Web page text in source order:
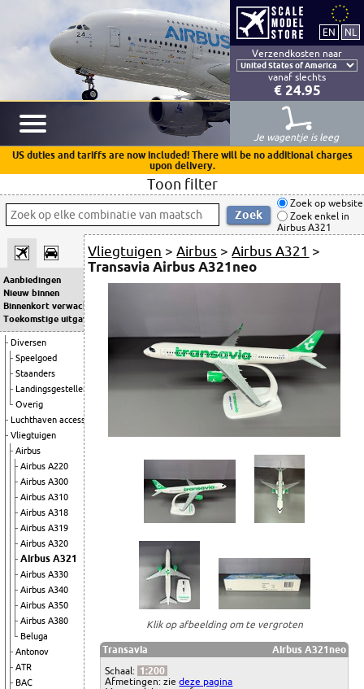
Verzendkosten naar
vanaf slechts
€ 24.95
Je wagentje is leeg
US duties and tariffs are now included! There will be no additional charges
upon delivery.
Toon filter
Zoek op website
Zoek enkel in
Airbus A321
Aanbiedingen
Nieuw binnen
Binnenkort verwacht
Toekomstige uitgaven
Diversen
Speelgoed
Staanders
Landingsgestellen
Overig
Luchthaven accessoires
Vliegtuigen
Airbus
Airbus A220
Airbus A300
Airbus A310
Airbus A318
Airbus A319
Airbus A320
Airbus A321
Airbus A330
Airbus A340
Airbus A350
Airbus A380
Beluga
Antonov
ATR
BAC
Vliegtuigen >Airbus >Airbus A321 >
Transavia Airbus A321neo
Klik op afbeelding om te vergroten
Transavia
Airbus A321neo
Schaal: 1:200
Afmetingen: ziedeze pagina